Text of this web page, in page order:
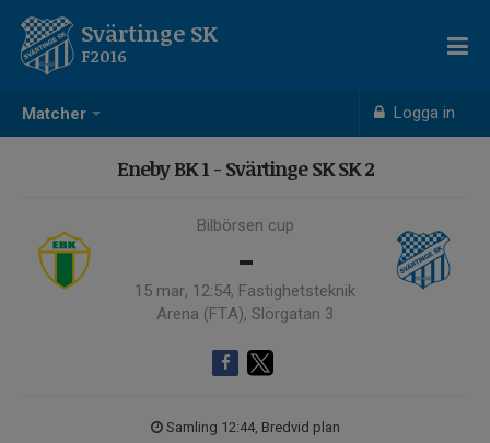
Matcher Logga in
Svärtinge SK
F2016
Eneby BK 1 - Svärtinge SK SK 2
Bilbörsen cup
-
15 mar, 12:54, Fastighetsteknik
Arena (FTA), Slörgatan 3
Samling 12:44, Bredvid plan